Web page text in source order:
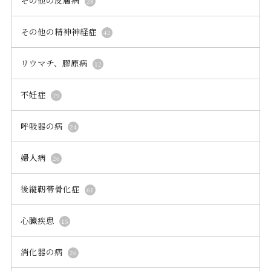
その他の精神神経症 42
リウマチ、膠原病 12
不妊症 79
呼吸器の病 24
婦人病 26
後縦靭帯骨化症 61
心臓疾患 15
消化器の病 26